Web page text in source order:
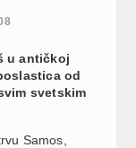
u antičkoj
od
svetskim
Samos,